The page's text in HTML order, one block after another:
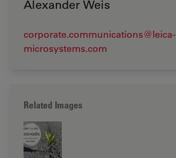
Alexander Weis
corporate.communications@leica-
microsystems.com
Related Images